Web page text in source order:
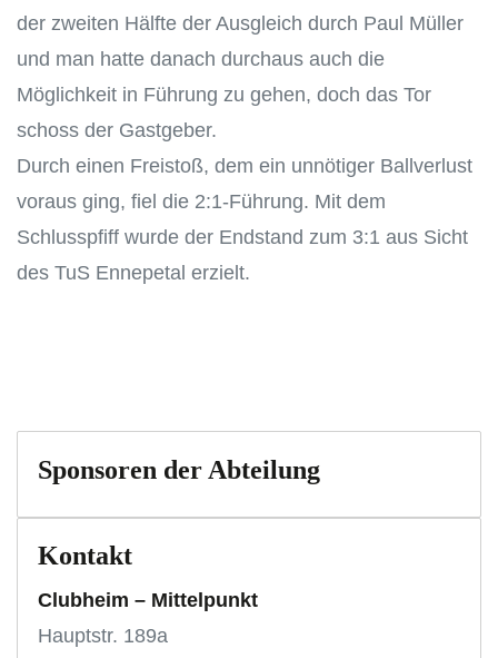
der zweiten Hälfte der Ausgleich durch Paul Müller
und man hatte danach durchaus auch die
Möglichkeit in Führung zu gehen, doch das Tor
schoss der Gastgeber.
Durch einen Freistoß, dem ein unnötiger Ballverlust
voraus ging, fiel die 2:1-Führung. Mit dem
Schlusspfiff wurde der Endstand zum 3:1 aus Sicht
des TuS Ennepetal erzielt.
Sponsoren der Abteilung
Kontakt
Clubheim – Mittelpunkt
Hauptstr. 189a